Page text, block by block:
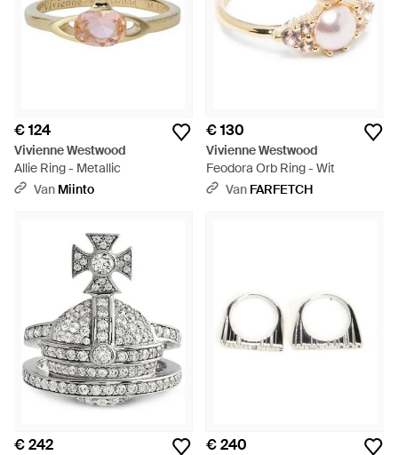
€ 124
Vivienne Westwood
Allie Ring - Metallic
Van Miinto
€ 130
Vivienne Westwood
Feodora Orb Ring - Wit
Van FARFETCH
€ 242 € 240